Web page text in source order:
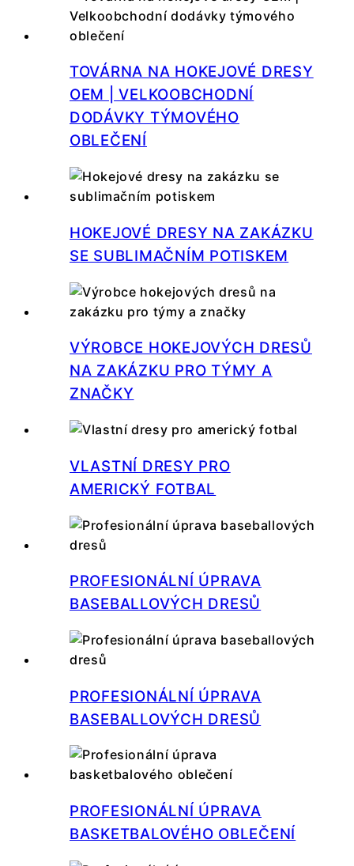
TOVÁRNA NA HOKEJOVÉ DRESY
OEM | VELKOOBCHODNÍ
DODÁVKY TÝMOVÉHO
OBLEČENÍ
HOKEJOVÉ DRESY NA ZAKÁZKU
SE SUBLIMAČNÍM POTISKEM
VÝROBCE HOKEJOVÝCH DRESŮ
NA ZAKÁZKU PRO TÝMY A
ZNAČKY
VLASTNÍ DRESY PRO
AMERICKÝ FOTBAL
PROFESIONÁLNÍ ÚPRAVA
BASEBALLOVÝCH DRESŮ
PROFESIONÁLNÍ ÚPRAVA
BASEBALLOVÝCH DRESŮ
PROFESIONÁLNÍ ÚPRAVA
BASKETBALOVÉHO OBLEČENÍ